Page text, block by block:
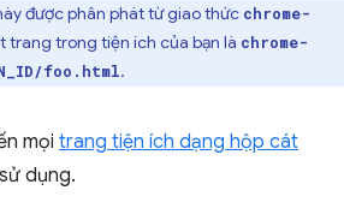
được phân phát từ giao thức chrome-
trang trong tiện ích của bạn là chrome-
foo.html.
mọi trang tiện ích dạng hộp cát
dụng.